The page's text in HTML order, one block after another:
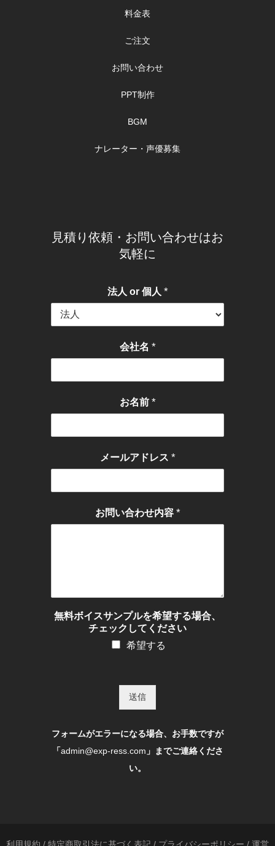
料金表
ご注文
お問い合わせ
PPT制作
BGM
ナレーター・声優募集
見積り依頼・お問い合わせはお
気軽に
法人 or 個人 *
会社名 *
お名前 *
メールアドレス *
お問い合わせ内容 *
無料ボイスサンプルを希望する場合、
チェックしてください
希望する
送信
フォームがエラーになる場合、お手数ですが
「admin@exp-ress.com 」までご連絡くださ
い。